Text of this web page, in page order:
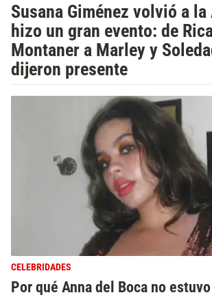
Susana Giménez volvió a
hizo un gran evento: de
Montaner a Marley y
dijeron presente
CELEBRIDADES
Por qué Anna del Boca no